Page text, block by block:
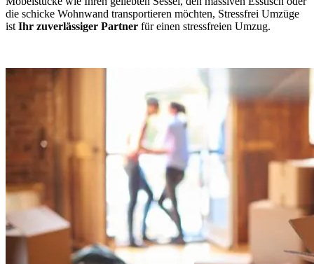
die schicke Wohnwand transportieren möchten, Stressfrei Umzüge
ist Ihr zuverlässiger Partner für einen stressfreien Umzug.